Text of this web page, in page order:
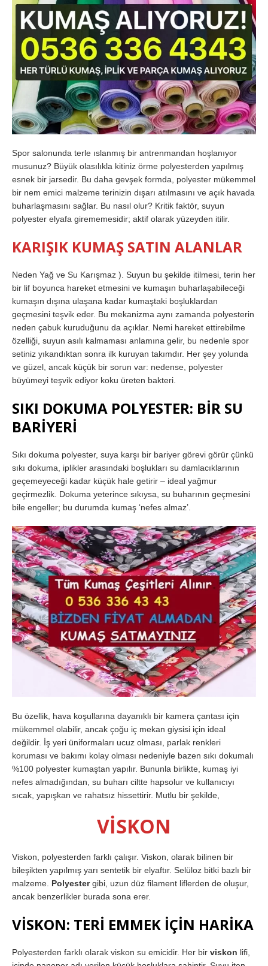
Spor salonunda terle ıslanmış bir antrenmandan hoşlanıyor
musunuz? Büyük olasılıkla kitiniz örme polyesterden yapılmış
esnek bir jarsedir. Bu daha gevşek formda, polyester mükemmel
bir nem emici malzeme terinizin dışarı atılmasını ve açık havada
buharlaşmasını sağlar. Bu nasıl olur? Kritik faktör, suyun
polyester elyafa girememesidir; aktif olarak yüzeyden itilir.
KARIŞIK KUMAŞ SATIN ALANLAR
Neden Yağ ve Su Karışmaz ). Suyun bu şekilde itilmesi, terin her
bir lif boyunca hareket etmesini ve kumaşın buharlaşabileceği
kumaşın dışına ulaşana kadar kumaştaki boşluklardan
geçmesini teşvik eder. Bu mekanizma aynı zamanda polyesterin
neden çabuk kuruduğunu da açıklar. Nemi hareket ettirebilme
özelliği, suyun asılı kalmaması anlamına gelir, bu nedenle spor
setiniz yıkandıktan sonra ilk kuruyan takımdır. Her şey yolunda
ve güzel, ancak küçük bir sorun var: nedense, polyester
büyümeyi teşvik ediyor koku üreten bakteri.
SIKI DOKUMA POLYESTER: BİR SU
BARİYERİ
Sıkı dokuma polyester, suya karşı bir bariyer görevi görür çünkü
sıkı dokuma, iplikler arasındaki boşlukları su damlacıklarının
geçemeyeceği kadar küçük hale getirir – ideal yağmur
geçirmezlik. Dokuma yeterince sıkıysa, su buharının geçmesini
bile engeller; bu durumda kumaş ‘nefes almaz’.
Bu özellik, hava koşullarına dayanıklı bir kamera çantası için
mükemmel olabilir, ancak çoğu iç mekan giysisi için ideal
değildir. İş yeri üniformaları ucuz olması, parlak renkleri
koruması ve bakımı kolay olması nedeniyle bazen sıkı dokumalı
%100 polyester kumaştan yapılır. Bununla birlikte, kumaş iyi
nefes almadığından, su buharı ciltte hapsolur ve kullanıcıyı
sıcak, yapışkan ve rahatsız hissettirir. Mutlu bir şekilde,
VİSKON
Viskon, polyesterden farklı çalışır. Viskon, olarak bilinen bir
bileşikten yapılmış yarı sentetik bir elyaftır. Selüloz bitki bazlı bir
malzeme. Polyestergibi, uzun düz filament liflerden de oluşur,
ancak benzerlikler burada sona erer.
VİSKON: TERİ EMMEK İÇİN HARİKA
Polyesterden farklı olarak viskon su emicidir. Her bir viskon lifi,